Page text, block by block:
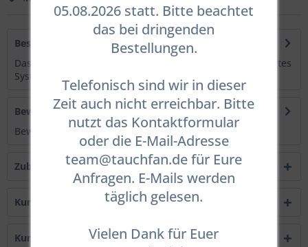
Beschreibung
Das Razor 4 Side Mount System ist ein komplett integriertes
System und der Nachfolger der...
mehr
Bewertungen
0
Bewertungen lesen, schreiben und diskutieren...
Zubehör 3
Kunden kauften auch
Kunden haben sich ebenfalls angesehen
05.08.2026 statt. Bitte beachtet
das bei dringenden
Bestellungen.
Telefonisch sind wir in dieser
Zeit auch nicht erreichbar. Bitte
nutzt das Kontaktformular
oder die E-Mail-Adresse
team@tauchfan.de für Eure
Anfragen. E-Mails werden
täglich gelesen.
Vielen Dank für Euer